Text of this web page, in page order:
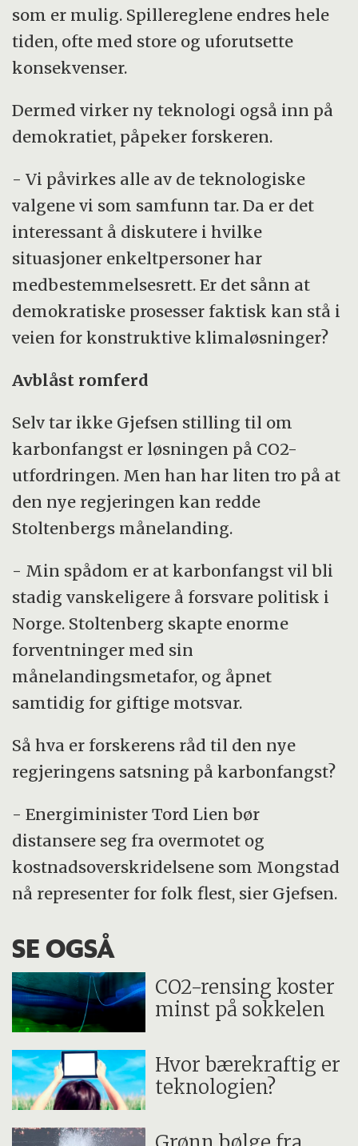
som er mulig. Spillereglene endres hele
tiden, ofte med store og uforutsette
konsekvenser.
Dermed virker ny teknologi også inn på
demokratiet, påpeker forskeren.
- Vi påvirkes alle av de teknologiske
valgene vi som samfunn tar. Da er det
interessant å diskutere i hvilke
situasjoner enkeltpersoner har
medbestemmelsesrett. Er det sånn at
demokratiske prosesser faktisk kan stå i
veien for konstruktive klimaløsninger?
Avblåst romferd
Selv tar ikke Gjefsen stilling til om
karbonfangst er løsningen på CO2-
utfordringen. Men han har liten tro på at
den nye regjeringen kan redde
Stoltenbergs månelanding.
- Min spådom er at karbonfangst vil bli
stadig vanskeligere å forsvare politisk i
Norge. Stoltenberg skapte enorme
forventninger med sin
månelandingsmetafor, og åpnet
samtidig for giftige motsvar.
Så hva er forskerens råd til den nye
regjeringens satsning på karbonfangst?
- Energiminister Tord Lien bør
distansere seg fra overmotet og
kostnadsoverskridelsene som Mongstad
nå representer for folk flest, sier Gjefsen.
SE OGSÅ
CO2-rensing koster
minst på sokkelen
Hvor bærekraftig er
teknologien?